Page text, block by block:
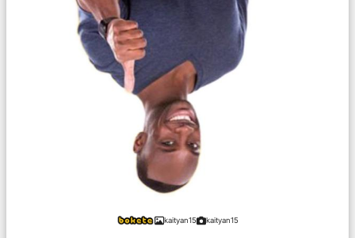
kaityan15 kaityan15